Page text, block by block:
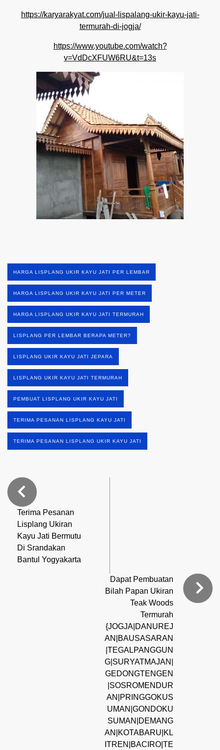
https://karyarakyat.com/jual-lispalang-ukir-kayu-jati-
termurah-di-jogja/
https://www.youtube.com/watch?
v=VdDcXFUW6RU&t=13s
HARGA LISPLANG UKIR KAYU JATI PER LEMBAR
HARGA LISPLANG UKIR KAYU JATI PER METER
HARGA LISPLANG UKIR KAYU JATI TERMURAH
LISPLANG PER LEMBAR BERAPA METER?
LISPLANG UKIR KAYU JATI JEPARA
LISPLANG UKIR KAYU JATI TERMURAH
PEMBUAT LISPLANG UKIR KAYU JATI
TERIMA PESANAN LISPLANG KAYU JATI
TERIMA PESANAN LISPLANG UKIR KAYU JATI
Terima Pesanan
Lisplang Ukiran
Kayu Jati Bermutu
Di Srandakan
Bantul Yogyakarta
Dapat Pembuatan
Bilah Papan Ukiran
Teak Woods
Termurah
{JOGJA|DANUREJ
AN|BAUSASARAN
|TEGALPANGGUN
G|SURYATMAJAN|
GEDONGTENGEN
|SOSROMENDUR
AN|PRINGGOKUS
UMAN|GONDOKU
SUMAN|DEMANG
AN|KOTABARU|KL
ITREN|BACIRO|TE